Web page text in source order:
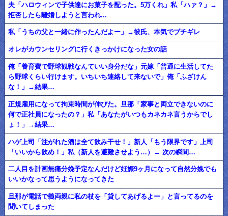
夫「ハロウィンで子供達にお菓子を配った。5万くれ」私「ハァ？」→
拒否したら離婚しようと言われ...
私「うちの父と一緒に作ったんだよー」→彼氏、本気でブチギレ
オレがカウンセリングに行くきっかけになった女の話
俺「養育費で野球観戦なんていい身分だな」元嫁「普通に生活してた
ら野球くらい行けます。いちいち連絡して来ないで」俺「ふざけん
な！」→結果…
正規雇用になって拘束時間が伸びた。旦那「家事と両立できないのに
何で正社員になったの？」私「あなたがいつもカネカネ言うからでし
ょ！」→結果…
ハゲ上司「注がれた酒は全て飲み干せ！」新人「もう限界です」上司
「いいから飲め！」私（新人を避難させよう…）→ 次の瞬間…
二人目を計画無痛分娩予定なんだけど妊娠9ヶ月になって自然分娩でも
いいかなって思うようになってきた
旦那が電話で義両親に私の杖を「貸してあげるよー」と言ってるのを
聞いてしまった